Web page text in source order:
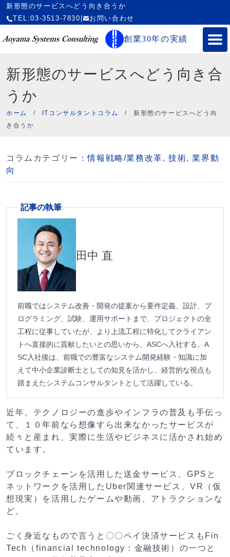
新形態のサービスへどう向き合うか
TEL:03-3513-7830
お問い合わせ
創業30年の実績
新形態のサービスへどう向き合
うか
ホーム / ITコンサルタントコラム / 新形態のサービスへどう向
き合うか
コラムカテゴリー：情報戦略/業務改革,技術,業界動
向
記事の執筆
田中 直
前職ではシステム改善・開発の提案から要件定義、設計、プ
ログラミング、試験、運用サポートまで、プロジェクトの全
工程に従事していたが、より上流工程に特化してクライアン
トへ直接的に貢献したいとの思いから、ASCへ入社する。A
SC入社後は、前職での豊富なシステム開発経験・知識に加
えて中小企業診断士としての知見を活かし、経営的な視点も
踏まえたシステムコンサルタントとして活躍している。
近年、テクノロジーの進歩やインフラの普及も手伝っ
て、１０年前なら想像すら出来なかったサービスが
続々と産まれ、実際に生活やビジネスに活かされ始め
ています。
ブロックチェーンを活用した送金サービス、GPSと
ネットワークを活用したUber関連サービス、VR（仮
想現実）を活用したゲームや動画、アトラクションな
ど。
ごく身近なもので言うと〇〇ペイ決済サービスもFin
Tech（financial technology：金融技術）の一つと